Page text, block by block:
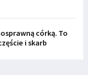
córką. To
i skarb